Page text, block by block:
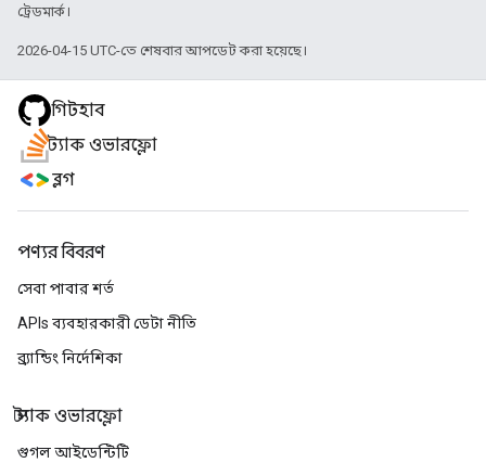
ট্রেডমার্ক।
2026-04-15 UTC-তে শেষবার আপডেট করা হয়েছে।
গিটহাব
স্ট্যাক ওভারফ্লো
ব্লগ
পণ্যর বিবরণ
সেবা পাবার শর্ত
APIs ব্যবহারকারী ডেটা নীতি
ব্র্যান্ডিং নির্দেশিকা
স্ট্যাক ওভারফ্লো
গুগল আইডেন্টিটি